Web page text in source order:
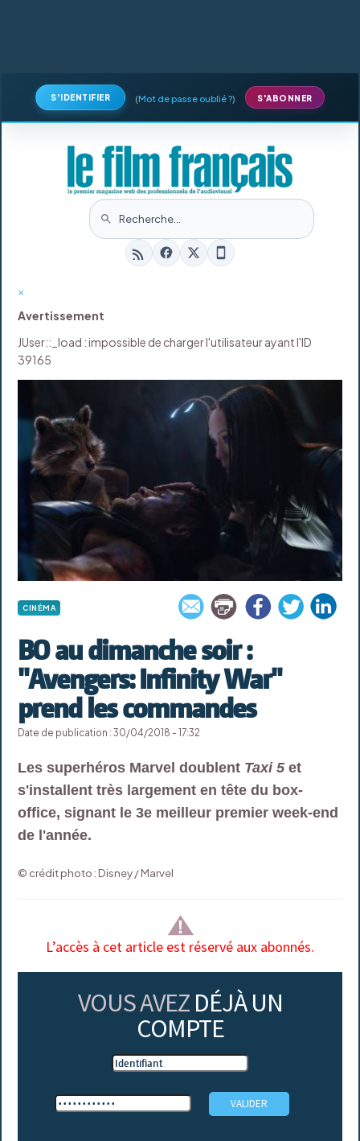
S'IDENTIFIER (Mot de passe oublié ?) S'ABONNER
×
Avertissement
JUser::_load : impossible de charger l'utilisateur ayant l'ID
39165
CINÉMA
BO au dimanche soir :
"Avengers: Infinity War"
prend les commandes
Date de publication : 30/04/2018 - 17:32
Les superhéros Marvel doublent Taxi 5et
s'installent très largement en tête du box-
office, signant le 3e meilleur premier week-end
de l'année.
© crédit photo : Disney / Marvel
L’accès à cet article est réservé aux abonnés.
VOUS AVEZ DÉJÀ UN
COMPTE